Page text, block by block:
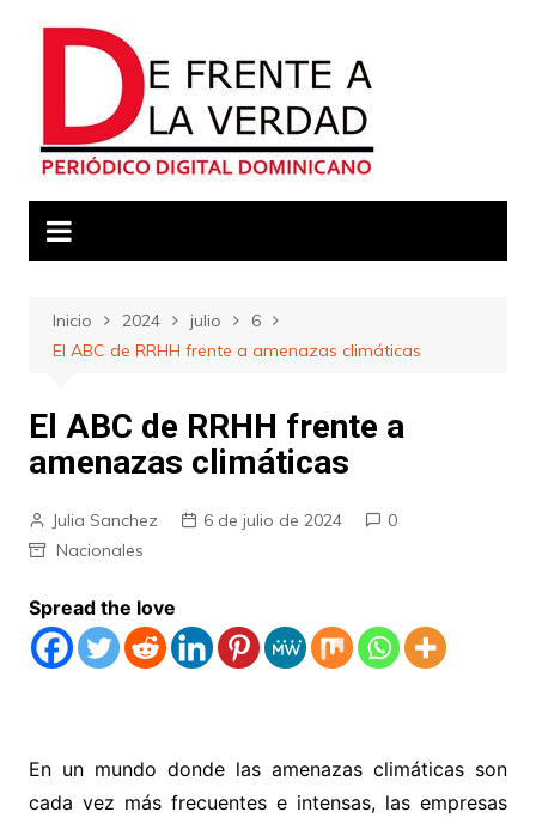
Inicio 2024 julio
6
El ABC de RRHH frente a amenazas climáticas
El ABC de RRHH frente a
amenazas climáticas
Julia Sanchez 6 de julio de 2024
0
Nacionales
Spread the love
En un mundo donde las amenazas climáticas son
cada vez más frecuentes e intensas, las empresas